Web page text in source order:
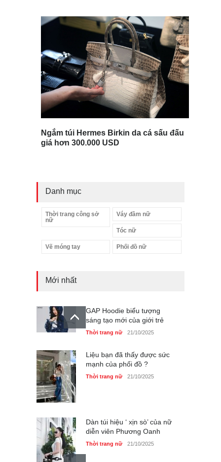
Ngắm túi Hermes Birkin da cá sấu đấu
giá hơn 300.000 USD
Danh mục
Thời trang công sở
nữ
Váy đầm nữ
Tóc nữ
Vẽ móng tay Phối đồ nữ
Mới nhất
GAP Hoodie biểu tượng
sáng tạo mới của giới trẻ
Thời trang nữ 21/10/2025
Liệu bạn đã thấy được sức
mạnh của phối đồ ?
Thời trang nữ 21/10/2025
Dàn túi hiệu ‘ xịn sò’ của nữ
diễn viên Phương Oanh
Thời trang nữ 21/10/2025